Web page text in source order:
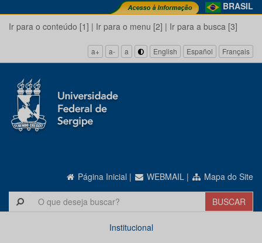
BRASIL
Ir para o conteúdo [1] | Ir para o menu [2] | Ir para a busca [3]
a+ a- a English Español Français
Página Inicial | WEBMAIL | Mapa do Site
Institucional